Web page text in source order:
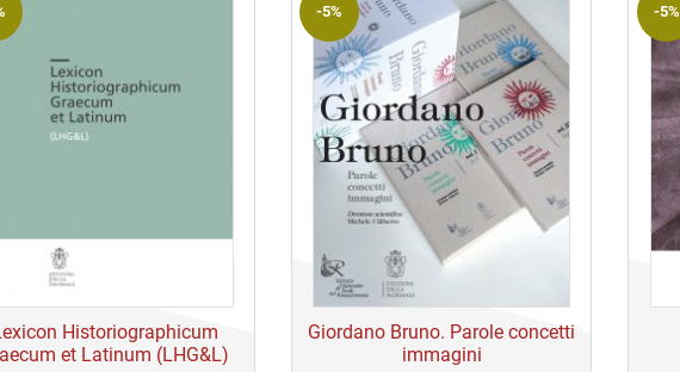
Historiographicum
et Latinum (LHG&L)
-5%
Giordano Bruno. Parole concetti
immagini
-5%